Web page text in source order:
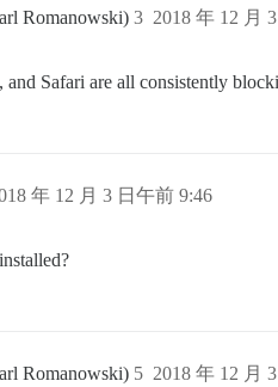
Romanowski) 2018 年 12 月
3
and Safari are all consistently
年 12 月 3 日午前 9:46
Romanowski) 2018 年 12 月
5